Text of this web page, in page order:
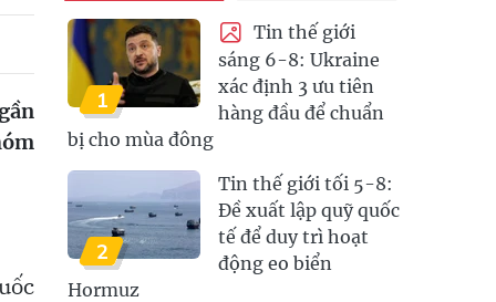
1
Tin thế giới
sáng 6-8: Ukraine
xác định 3 ưu tiên
hàng đầu để chuẩn
bị cho mùa đông
2
Tin thế giới tối 5-8:
Đề xuất lập quỹ quốc
tế để duy trì hoạt
động eo biển
Hormuz